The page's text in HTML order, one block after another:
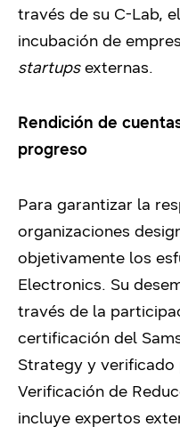
través de su C-Lab,
incubación de
startupsexternas.
Rendición de
progreso
Para garantizar la
organizaciones
objetivamente los
Electronics. Su
través de la
certificación del
Strategy y verificado
Verificación de
incluye expertos